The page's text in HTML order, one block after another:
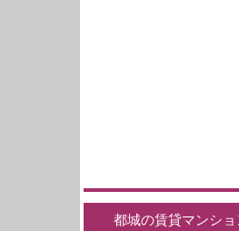
都城の賃貸マンショ